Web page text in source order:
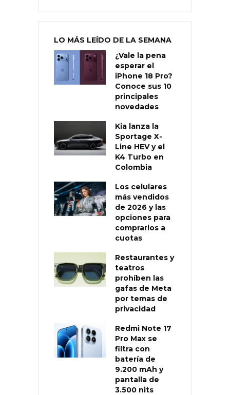
LO MÁS LEÍDO DE LA SEMANA
¿Vale la pena
esperar el
iPhone 18 Pro?
Conoce sus 10
principales
novedades
Kia lanza la
Sportage X-
Line HEV y el
K4 Turbo en
Colombia
Los celulares
más vendidos
de 2026 y las
opciones para
comprarlos a
cuotas
Restaurantes y
teatros
prohíben las
gafas de Meta
por temas de
privacidad
Redmi Note 17
Pro Max se
filtra con
batería de
9.200 mAh y
pantalla de
3.500 nits